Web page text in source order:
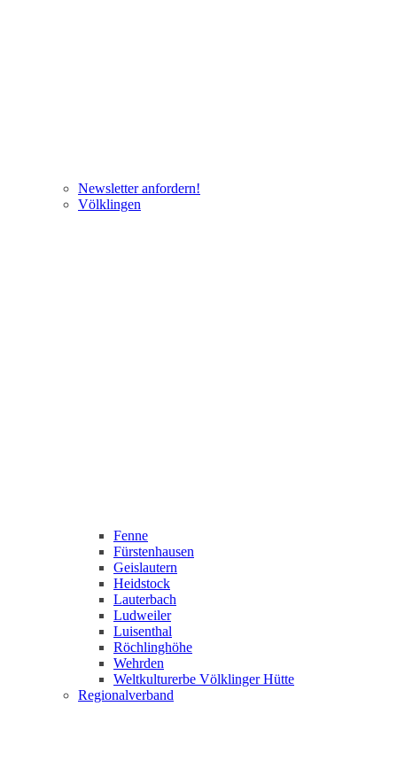
Newsletter anfordern!
Völklingen
Fenne
Fürstenhausen
Geislautern
Heidstock
Lauterbach
Ludweiler
Luisenthal
Röchlinghöhe
Wehrden
Weltkulturerbe Völklinger Hütte
Regionalverband